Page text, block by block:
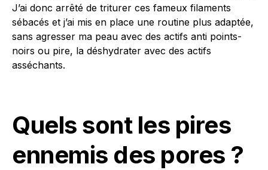
J’ai donc arrêté de triturer ces fameux filaments
sébacés et j’ai mis en place une routine plus adaptée,
sans agresser ma peau avec des actifs anti points-
noirs ou pire, la déshydrater avec des actifs
asséchants.
Quels sont les pires
ennemis des pores ?